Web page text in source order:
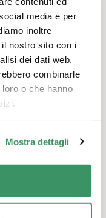
media e per
inoltre
nostro sito con i
dei dati web,
combinarle
o che hanno
Mostra dettagli
e scambiarsi
affini e